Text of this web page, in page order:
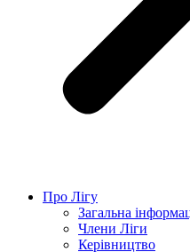
Про Лігу
Загальна
Члени Ліги
Керівництво